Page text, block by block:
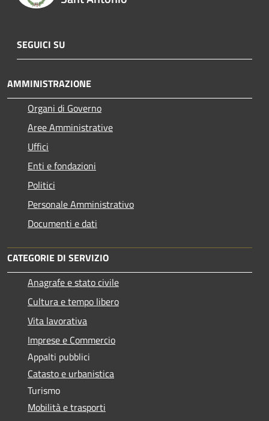
SEGUICI SU
AMMINISTRAZIONE
Organi di Governo
Aree Amministrative
Uffici
Enti e fondazioni
Politici
Personale Amministrativo
Documenti e dati
CATEGORIE DI SERVIZIO
Anagrafe e stato civile
Cultura e tempo libero
Vita lavorativa
Imprese e Commercio
Appalti pubblici
Catasto e urbanistica
Turismo
Mobilità e trasporti